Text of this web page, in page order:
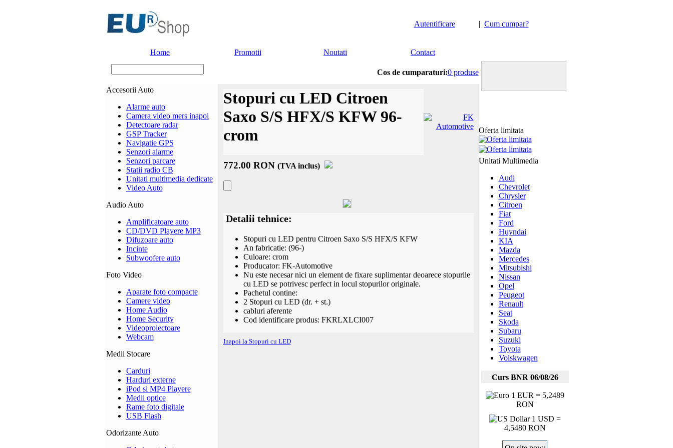
Autentificare | Cum cumpar?
Home Promotii Noutati Contact
Cos de cumparaturi:0 produse
discount
Oferta limitata
Unitati Multimedia
Audi
Chevrolet
Chrysler
Citroen
Fiat
Ford
Huyndai
KIA
Mazda
Mercedes
Mitsubishi
Nissan
Opel
Peugeot
Renault
Seat
Skoda
Subaru
Suzuki
Toyota
Volskwagen
Curs BNR 06/08/26
1 EUR = 5,2489
RON
1 USD =
4,5480 RON
Accesorii Auto
Alarme auto
Camera video mers inapoi
Detectoare radar
GSP Tracker
Navigatie GPS
Senzori alarme
Senzori parcare
Statii radio CB
Unitati multimedia dedicate
Video Auto
Audio Auto
Amplificatoare auto
CD/DVD Playere MP3
Difuzoare auto
Incinte
Subwoofere auto
Foto Video
Aparate foto compacte
Camere video
Home Audio
Home Security
Videoproiectoare
Webcam
Medii Stocare
Carduri
Harduri externe
iPod si MP4 Playere
Medii optice
Rame foto digitale
USB Flash
Odorizante Auto
Stopuri cu LED Citroen
Saxo S/S HFX/S KFW 96-
crom
772.00 RON (TVA inclus)
Detalii tehnice:
Stopuri cu LED pentru Citroen Saxo S/S HFX/S KFW
An fabricatie: (96-)
Culoare: crom
Producator: FK-Automotive
Nu este necesar nici un element de fixare suplimentar deoarece stopurile
cu LED se potrivesc perfect in locul stopurilor originale.
Pachetul contine:
2 Stopuri cu LED (dr. + st.)
cabluri aferente
Cod identificare produs: FKRLXLCI007
Inapoi la Stopuri cu LED